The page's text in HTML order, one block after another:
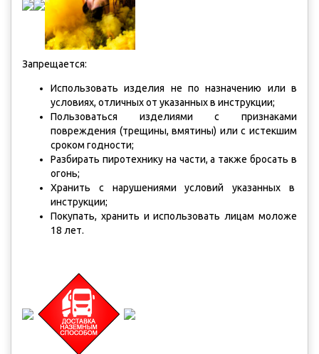
Запрещается:
Использовать изделия не по назначению или в
условиях, отличных от указанных в инструкции;
Пользоваться изделиями с признаками
повреждения (трещины, вмятины) или с истекшим
сроком годности;
Разбирать пиротехнику на части, а также бросать в
огонь;
Хранить с нарушениями условий указанных в
инструкции;
Покупать, хранить и использовать лицам моложе
18 лет.